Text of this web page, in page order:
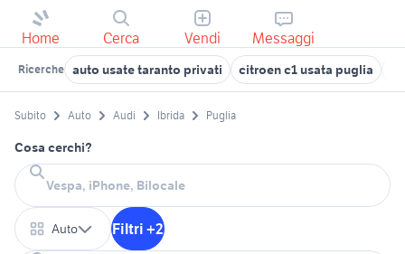
Home Cerca Vendi Messaggi
Ricerche auto usate taranto privati citroen c1 usata puglia
Subito Auto Audi Ibrida Puglia
Cosa cerchi?
Auto Filtri +2